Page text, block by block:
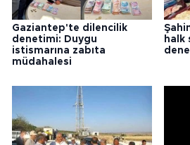
Gaziantep'te dilencilik
denetimi: Duygu
istismarına zabıta
müdahalesi
halk